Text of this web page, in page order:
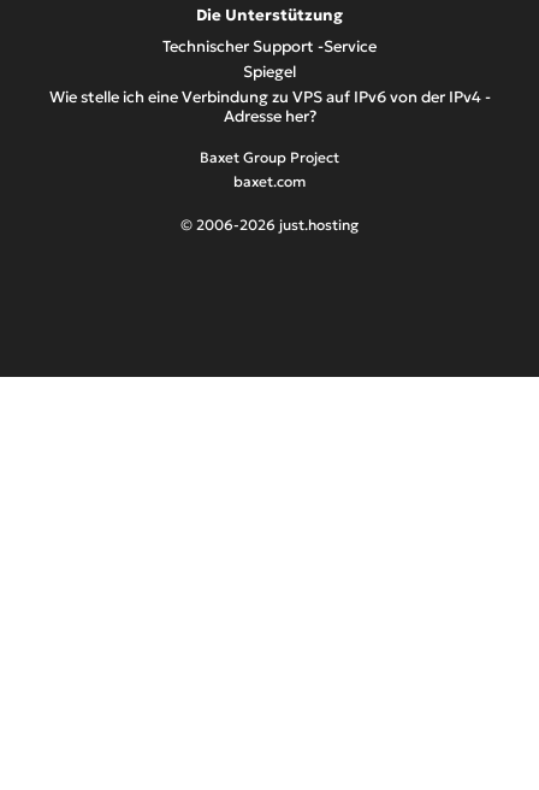
Die Unterstützung
Technischer Support -Service
Spiegel
Wie stelle ich eine Verbindung zu VPS auf IPv6 von der IPv4 -
Adresse her?
Baxet Group Project
baxet.com
© 2006-2026 just.hosting